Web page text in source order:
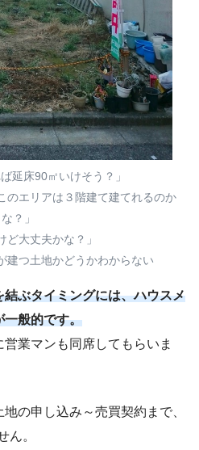
延床90㎡いけそう？」
のエリアは３階建て建てれるのか
な？」
ど大丈夫かな？」
建つ土地かどうかわからない
結ぶタイミングには、ハウスメ
一般的です。
業マンも同席してもらいま
の申し込み～売買契約まで、
ん。